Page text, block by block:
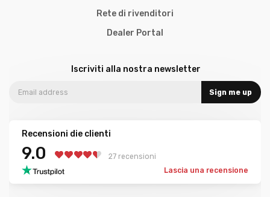
Rete di rivenditori
Dealer Portal
Iscriviti alla nostra newsletter
Sign me up
Recensioni die clienti
9.0
27 recensioni
Lascia una recensione